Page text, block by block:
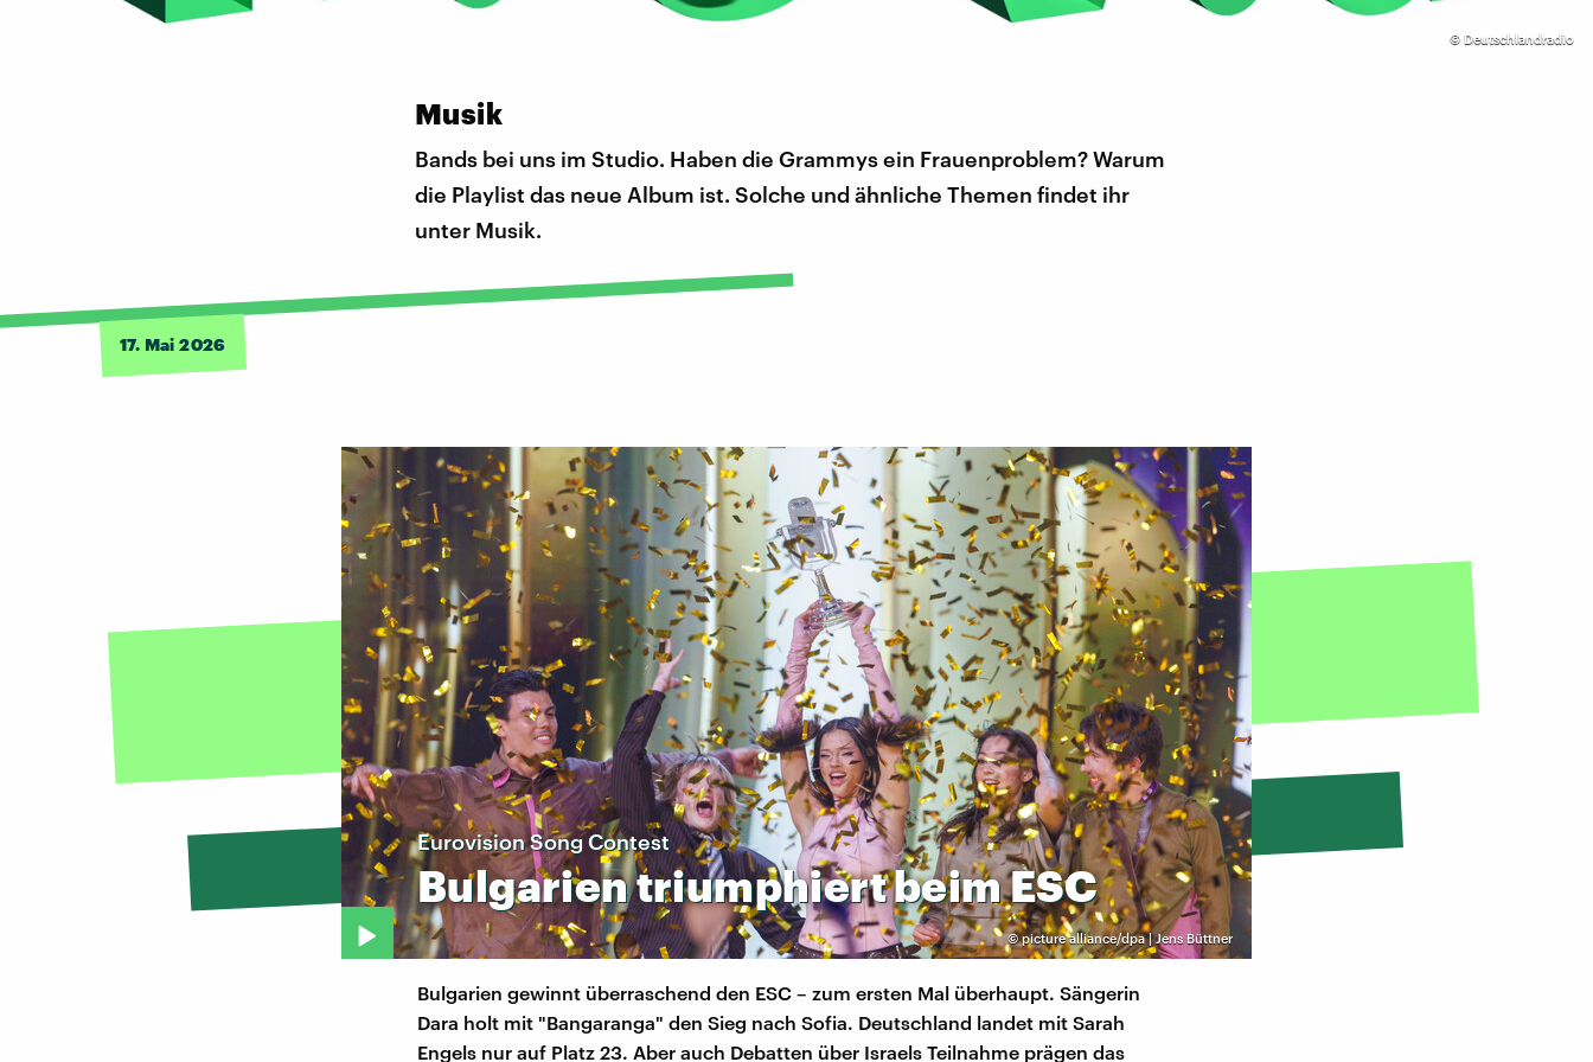
© Deutschlandradio
Musik
Bands bei uns im Studio. Haben die Grammys ein Frauenproblem? Warum
die Playlist das neue Album ist. Solche und ähnliche Themen findet ihr
unter Musik.
17. Mai 2026
©picture alliance/dpa | Jens Büttner
Eurovision Song Contest
BulgarientriumphiertbeimESC
Bulgarien gewinnt überraschend den ESC – zum ersten Mal überhaupt. Sängerin
Dara holt mit "Bangaranga" den Sieg nach Sofia. Deutschland landet mit Sarah
Engels nur auf Platz 23. Aber auch Debatten über Israels Teilnahme prägen das